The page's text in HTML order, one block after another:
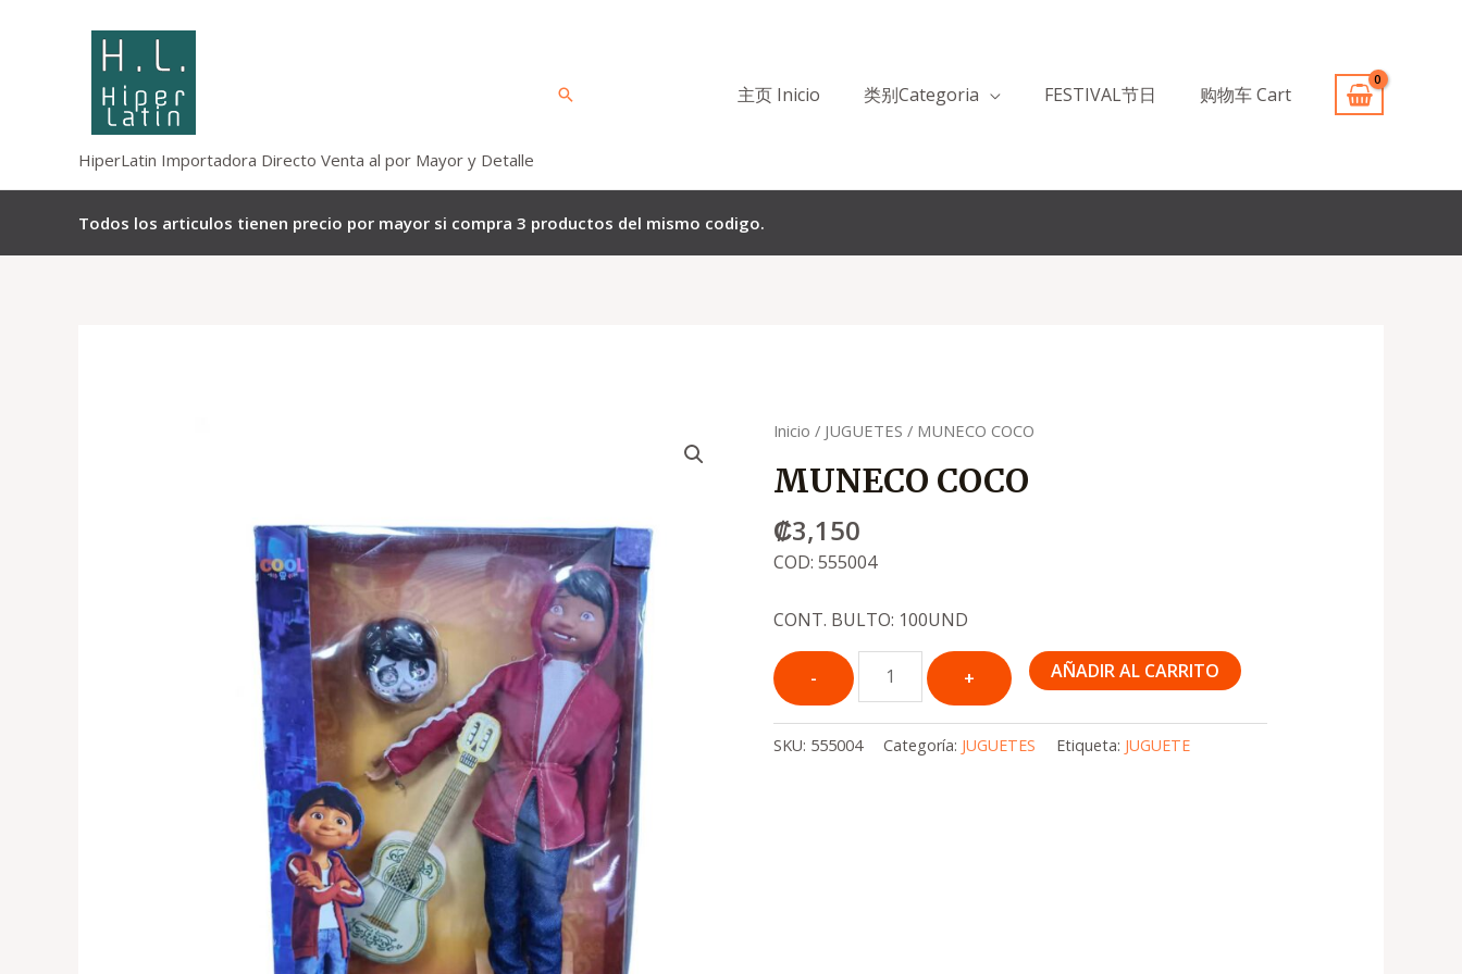
HiperLatin Importadora Directo Venta al por Mayor y Detalle
Buscar 主页 Inicio 类别Categoria FESTIVAL节日 购物车 Cart
Todos los articulos tienen precio por mayor si compra 3 productos del mismo codigo.
Inicio / JUGUETES / MUNECO COCO
MUNECO COCO
₡3,150
COD: 555004
CONT. BULTO: 100UND
Quantity
AÑADIR AL CARRITO
SKU: 555004 Categoría: JUGUETES Etiqueta: JUGUETE